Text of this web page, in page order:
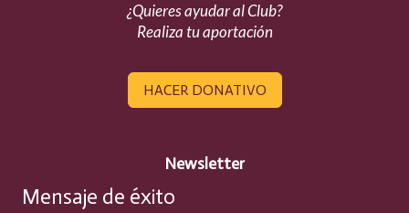
¿Quieres ayudar al Club?
Realiza tu aportación
HACER DONATIVO
Newsletter
Mensaje de éxito